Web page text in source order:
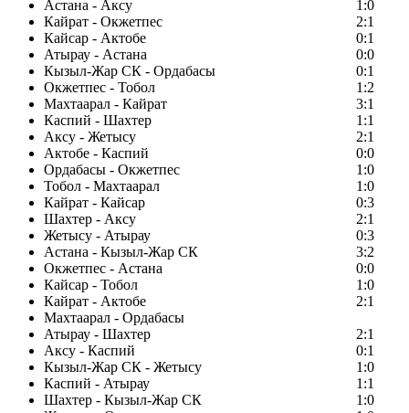
Астана - Аксу
1:0
Кайрат - Окжетпес
2:1
Кайсар - Актобе
0:1
Атырау - Астана
0:0
Кызыл-Жар СК - Ордабасы
0:1
Окжетпес - Тобол
1:2
Махтаарал - Кайрат
3:1
Каспий - Шахтер
1:1
Аксу - Жетысу
2:1
Актобе - Каспий
0:0
Ордабасы - Окжетпес
1:0
Тобол - Махтаарал
1:0
Кайрат - Кайсар
0:3
Шахтер - Аксу
2:1
Жетысу - Атырау
0:3
Астана - Кызыл-Жар СК
3:2
Окжетпес - Астана
0:0
Кайсар - Тобол
1:0
Кайрат - Актобе
2:1
Махтаарал - Ордабасы
Атырау - Шахтер
2:1
Аксу - Каспий
0:1
Кызыл-Жар СК - Жетысу
1:0
Каспий - Атырау
1:1
Шахтер - Кызыл-Жар СК
1:0